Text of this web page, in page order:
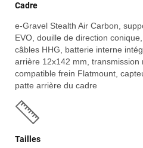
Cadre
e-Gravel Stealth Air Carbon,
EVO, douille de direction
câbles HHG, batterie interne
arrière 12x142 mm, transmission
compatible frein Flatmount,
patte arrière du cadre
Tailles